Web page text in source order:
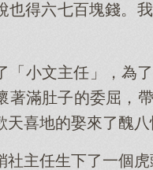
也得六七百塊錢。
「小文主任」，為
著滿肚子的委屈，
喜地的娶來了醜八
社主任生下了一個虎